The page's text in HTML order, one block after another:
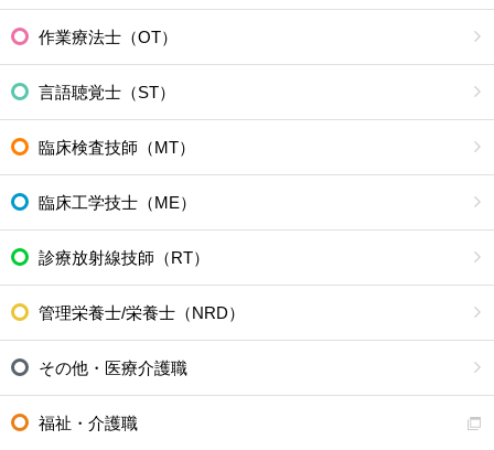
作業療法士（OT）
言語聴覚士（ST）
臨床検査技師（MT）
臨床工学技士（ME）
診療放射線技師（RT）
管理栄養士/栄養士（NRD）
その他・医療介護職
福祉・介護職